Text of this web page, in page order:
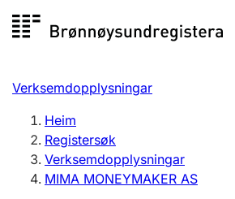
til
Registersøk
Aksjeselskap
Enkeltpersonføretak
Registrere, endre, slette
Verksemdopplysningar
Heim
Registersøk
Verksemdopplysningar
MIMA MONEYMAKER AS